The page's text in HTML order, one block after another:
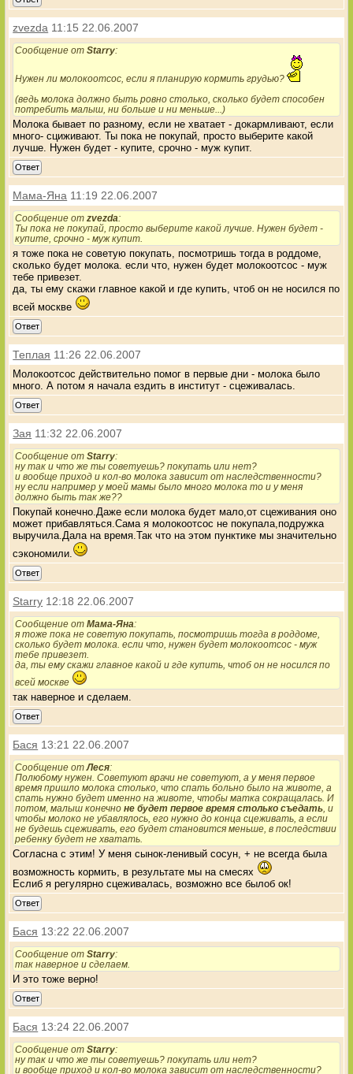
zvezda 11:15 22.06.2007
Сообщение отStarry:
Нужен ли молокоотсос, если я планирую кормить грудью?
(ведь молока должно быть ровно столько, сколько будет способен
потребить малыш, ни больше и ни меньше...)
Молока бывает по разному, если не хватает - докармливают, если
много- сциживают. Ты пока не покупай, просто выберите какой
лучше. Нужен будет - купите, срочно - муж купит.
Ответ
Мама-Яна 11:19 22.06.2007
Сообщение от zvezda:
Ты пока не покупай, просто выберите какой лучше. Нужен будет -
купите, срочно - муж купит.
я тоже пока не советую покупать, посмотришь тогда в роддоме,
сколько будет молока. если что, нужен будет молокоотсос - муж
тебе привезет.
да, ты ему скажи главное какой и где купить, чтоб он не носился по
всей москве
Ответ
Теплая 11:26 22.06.2007
Молокоотсос действительно помог в первые дни - молока было
много. А потом я начала ездить в институт - сцеживалась.
Ответ
Зая 11:32 22.06.2007
Сообщение отStarry:
ну так и что же ты советуешь? покупать или нет?
и вообще приход и кол-во молока зависит от наследственности?
ну если например у моей мамы было много молока то и у меня
должно быть так же??
Покупай конечно.Даже если молока будет мало,от сцеживания оно
может прибавляться.Сама я молокоотсос не покупала,подружка
выручила.Дала на время.Так что на этом пунктике мы значительно
сэкономили.
Ответ
Starry 12:18 22.06.2007
Сообщение отМама-Яна:
я тоже пока не советую покупать, посмотришь тогда в роддоме,
сколько будет молока. если что, нужен будет молокоотсос - муж
тебе привезет.
да, ты ему скажи главное какой и где купить, чтоб он не носился по
всей москве
так наверное и сделаем.
Ответ
Бася 13:21 22.06.2007
Сообщение отЛеся:
Полюбому нужен. Советуют врачи не советуют, а у меня первое
время пришло молока столько, что спать больно было на животе, а
спать нужно будет именно на животе, чтобы матка сокращалась. И
потом, малыш конечноне будет первое время столько съедать , и
чтобы молоко не убавлялось, его нужно до конца сцеживать, а если
не будешь сцеживать, его будет становится меньше, в последствии
ребенку будет не хватать.
Согласна с этим! У меня сынок-ленивый сосун, + не всегда была
возможность кормить, в результате мы на смесях
Еслиб я регулярно сцеживалась, возможно все былоб ок!
Ответ
Бася 13:22 22.06.2007
Сообщение отStarry:
так наверное и сделаем.
И это тоже верно!
Ответ
Бася 13:24 22.06.2007
Сообщение отStarry:
ну так и что же ты советуешь? покупать или нет?
и вообще приход и кол-во молока зависит от наследственности?